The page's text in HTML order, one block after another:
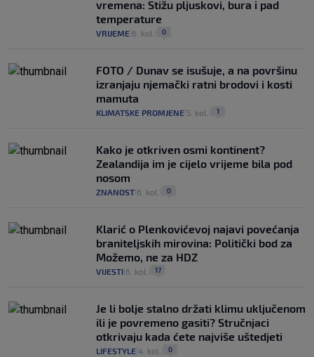
vremena: Stižu pljuskovi, bura i pad
temperature
VRIJEME 6. kol. 0
FOTO / Dunav se isušuje, a na površinu
izranjaju njemački ratni brodovi i kosti
mamuta
KLIMATSKE PROMJENE 5. kol. 1
Kako je otkriven osmi kontinent?
Zealandija im je cijelo vrijeme bila pod
nosom
ZNANOST 6. kol. 0
Klarić o Plenkovićevoj najavi povećanja
braniteljskih mirovina: Politički bod za
Možemo, ne za HDZ
VIJESTI 6. kol. 17
Je li bolje stalno držati klimu uključenom
ili je povremeno gasiti? Stručnjaci
otkrivaju kada ćete najviše uštedjeti
LIFESTYLE 4. kol. 0